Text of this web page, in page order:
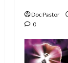
Doc Pastor
0